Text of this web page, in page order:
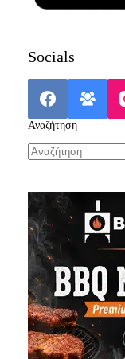
Socials
Αναζήτηση